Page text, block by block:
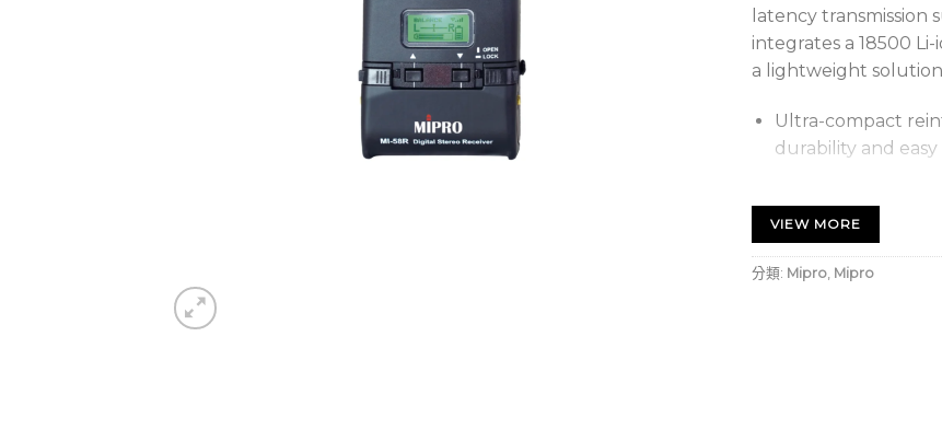
latency transmission
integrates a 18500
a lightweight
Ultra-compact
durability and
resistance.
True diversity
4-band EQ for
VIEW MORE
分類: Mipro, Mipro